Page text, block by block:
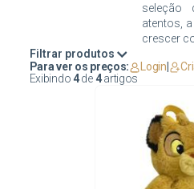
seleção
atentos,
Filtrar produtos
Exibindo4de4artigos
Para ver os preços: Login